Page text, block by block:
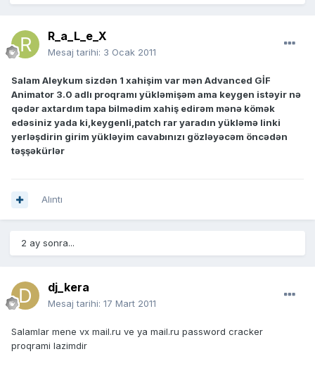
R_a_L_e_X
Mesaj tarihi: 3 Ocak 2011
Salam Aleykum sizdən 1 xahişim var mən Advanced GİF
Animator 3.0 adlı proqramı yükləmişəm ama keygen istəyir nə
qədər axtardım tapa bilmədim xahiş edirəm mənə kömək
edəsiniz yada ki,keygenli,patch rar yaradın yükləmə linki
yerləşdirin girim yükləyim cavabınızı gözləyəcəm öncədən
təşşəkürlər
Alıntı
2 ay sonra...
dj_kera
Mesaj tarihi: 17 Mart 2011
Salamlar mene vx mail.ru ve ya mail.ru password cracker
proqrami lazimdir